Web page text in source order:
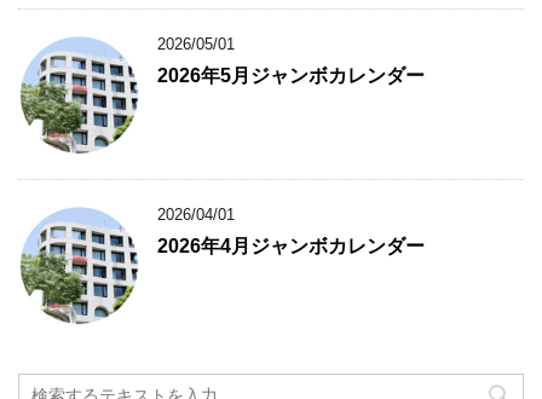
2026/05/01
2026年5月ジャンボカレンダー
2026/04/01
2026年4月ジャンボカレンダー